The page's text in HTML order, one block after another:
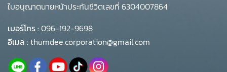
ใบอนุญาตนายหน้าประกันชีวิตเลขที่ 6304007864
เบอร์โทร :096-192-9698
อีเมล :thumdee.corporation@gmail.com